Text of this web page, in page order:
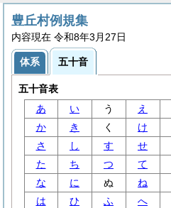
豊丘村例規集
内容現在 令和8年3月27日
体系 五十音
五十音表
あ
い う え
か
き く け
さ
し す せ
た
ち つ て
な
に ぬ ね
は
ひ ふ へ